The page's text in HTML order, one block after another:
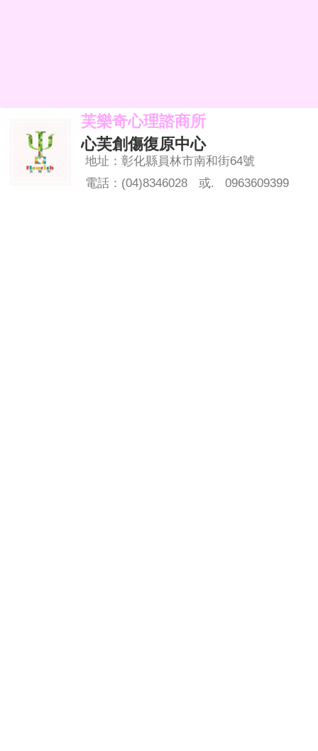
地址：彰化縣員林市南和街64號
芙樂奇心理諮商所
心芙創傷復原中心
電話：(04)8346028 或. 0963609399